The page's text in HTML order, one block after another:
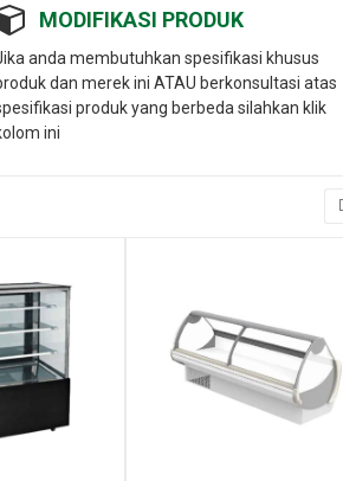
MODIFIKASI PRODUK
anda membutuhkan spesifikasi khusus
dan merek ini ATAU berkonsultasi atas
produk yang berbeda silahkan klik
ini